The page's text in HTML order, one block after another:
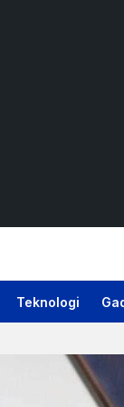
Teknologi